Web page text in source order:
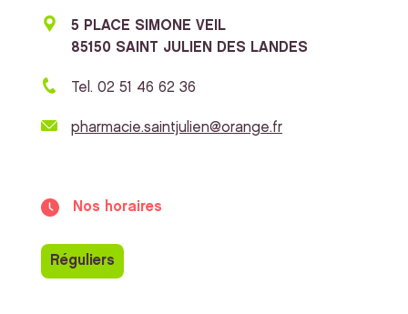
5 PLACE SIMONE VEIL
85150 SAINT JULIEN DES LANDES
Tel. 02 51 46 62 36
pharmacie.saintjulien@orange.fr
Nos horaires
Réguliers